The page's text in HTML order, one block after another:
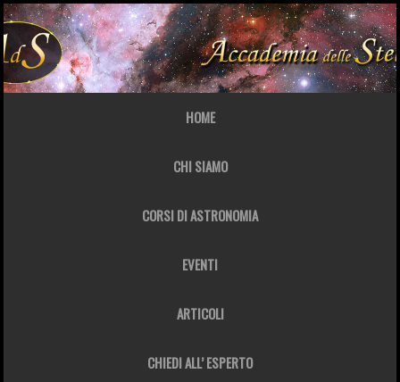
HOME
CHI SIAMO
CORSI DI ASTRONOMIA
EVENTI
ARTICOLI
CHIEDI ALL’ ESPERTO